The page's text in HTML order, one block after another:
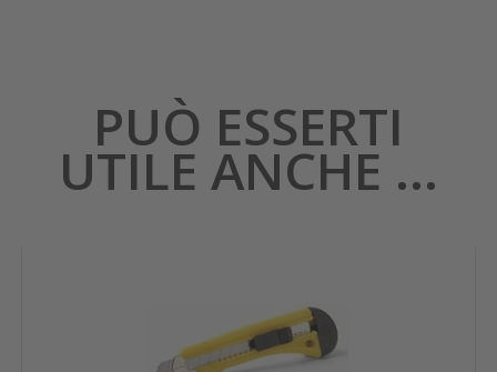
PUÒ ESSERTI
UTILE ANCHE ...